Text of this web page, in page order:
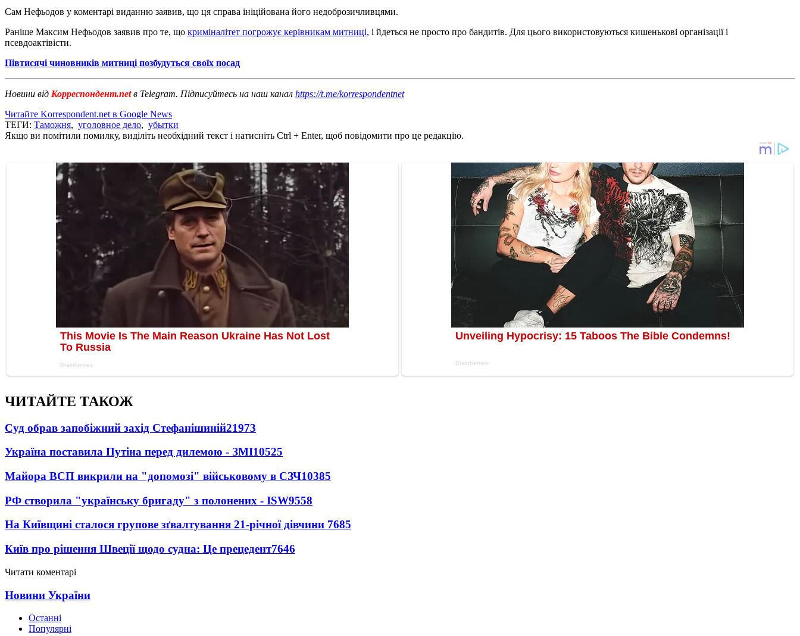
Сам Нефьодов у коментарі виданню заявив, що ця справа ініційована його недоброзичливцями.
Раніше Максим Нефьодов заявив про те, що криміналітет погрожує керівникам митниці, і йдеться не просто про бандитів. Для цього використовуються кишенькові організації і
псевдоактівісти.
Півтисячі чиновників митниці позбудуться своїх посад
Новини від Корреспондент.netв Telegram. Підписуйтесь на наш канал https://t.me/korrespondentnet
Читайте Korrespondent.net в Google News
ТЕГИ: Таможня, уголовное дело, убытки
Якщо ви помітили помилку, виділіть необхідний текст і натисніть Ctrl + Enter, щоб повідомити про це редакцію.
ЧИТАЙТЕ ТАКОЖ
Суд обрав запобіжний захід Стефанішиній21973
Україна поставила Путіна перед дилемою - ЗМІ10525
Майора ВСП викрили на "допомозі" військовому в СЗЧ10385
РФ створила "українську бригаду" з полонених - ISW9558
На Київщині сталося групове зґвалтування 21-річної дівчини 7685
Київ про рішення Швеції щодо судна: Це прецедент7646
Читати коментарі
Новини України
Останні
Популярні